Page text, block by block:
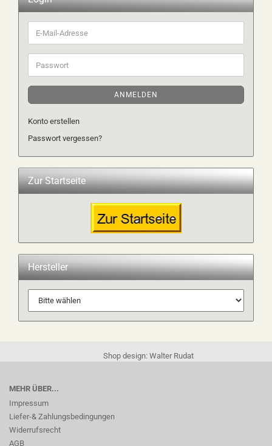
E-
Mail-
Adresse
Passwort
ANMELDEN
Konto erstellen
Passwort vergessen?
Zur Startseite
Hersteller
Shop design: Walter Rudat
MEHR ÜBER...
Impressum
Liefer-& Zahlungsbedingungen
Widerrufsrecht
AGB